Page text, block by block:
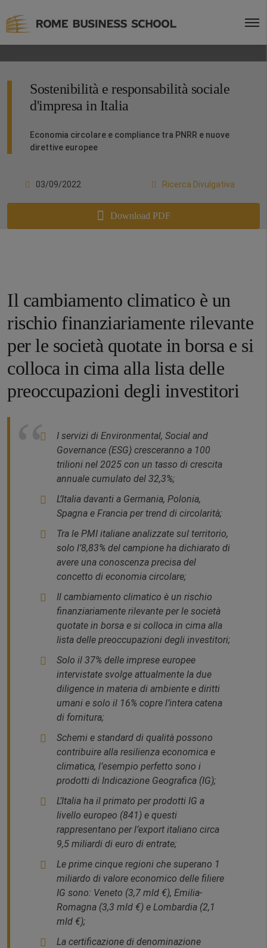
Sostenibilità e responsabilità sociale
d'impresa in Italia
Economia circolare e compliance tra PNRR e nuove
direttive europee
03/09/2022 Ricerca Divulgativa
Download PDF
Il cambiamento climatico è un
rischio finanziariamente rilevante
per le società quotate in borsa e si
colloca in cima alla lista delle
preoccupazioni degli investitori
I servizi di Environmental, Social and
Governance (ESG) cresceranno a 100
trilioni nel 2025 con un tasso di crescita
annuale cumulato del 32,3%;
L’Italia davanti a Germania, Polonia,
Spagna e Francia per trend di circolarità;
Tra le PMI italiane analizzate sul territorio,
solo l’8,83% del campione ha dichiarato di
avere una conoscenza precisa del
concetto di economia circolare;
Il cambiamento climatico è un rischio
finanziariamente rilevante per le società
quotate in borsa e si colloca in cima alla
lista delle preoccupazioni degli investitori;
Solo il 37% delle imprese europee
intervistate svolge attualmente la due
diligence in materia di ambiente e diritti
umani e solo il 16% copre l’intera catena
di fornitura;
Schemi e standard di qualità possono
contribuire alla resilienza economica e
climatica, l’esempio perfetto sono i
prodotti di Indicazione Geografica (IG);
L’Italia ha il primato per prodotti IG a
livello europeo (841) e questi
rappresentano per l’export italiano circa
9,5 miliardi di euro di entrate;
Le prime cinque regioni che superano 1
miliardo di valore economico delle filiere
IG sono: Veneto (3,7 mld €), Emilia-
Romagna (3,3 mld €) e Lombardia (2,1
mld €);
La certificazione di denominazione